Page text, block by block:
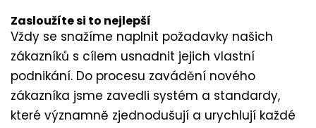
Zasloužíte si to nejlepší
Vždy se snažíme naplnit požadavky našich
zákazníků s cílem usnadnit jejich vlastní
podnikání. Do procesu zavádění nového
zákazníka jsme zavedli systém a standardy,
které významně zjednodušují a urychlují každé